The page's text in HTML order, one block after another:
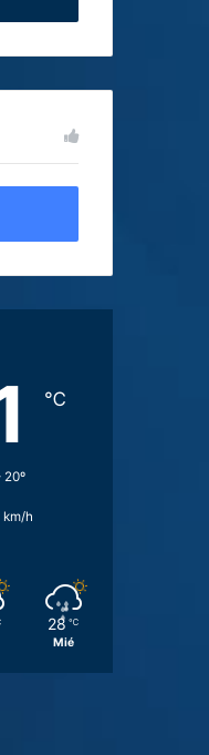
℃
20º
h
28 ℃
Mié